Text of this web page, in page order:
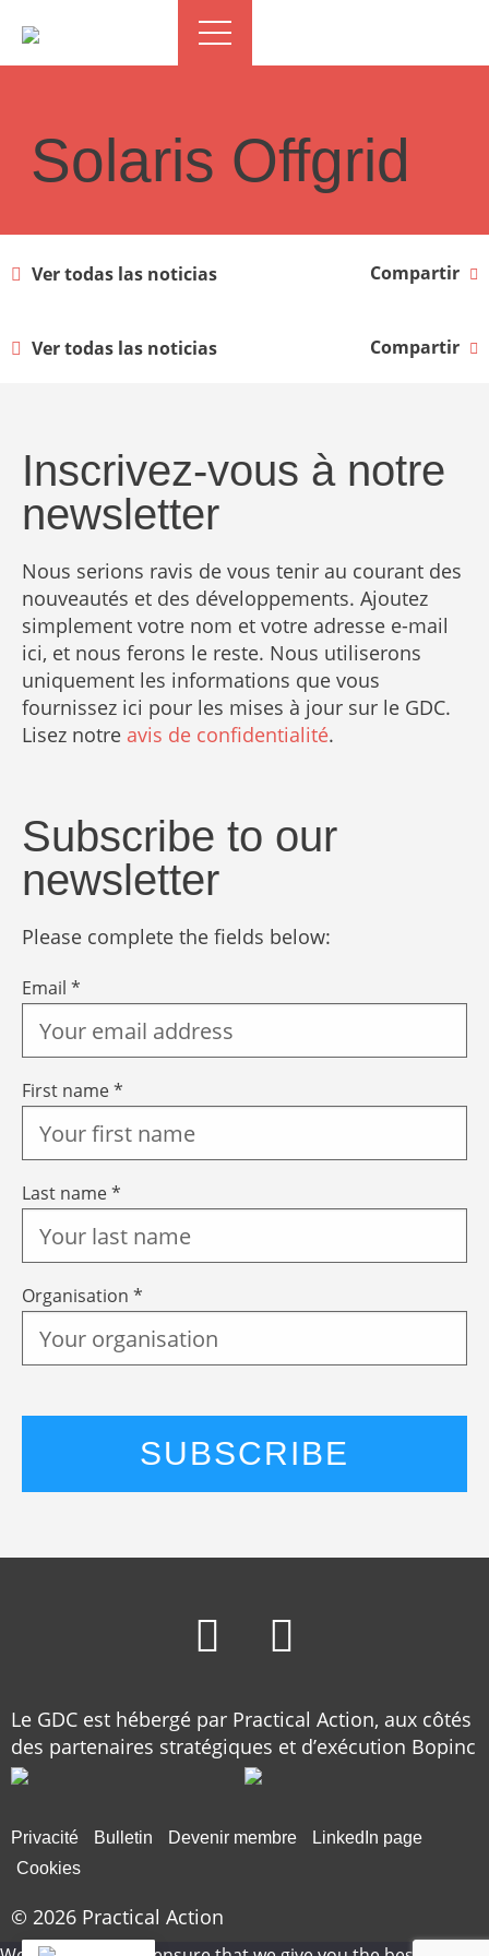
Solaris Offgrid
Ver todas las noticias Compartir
Ver todas las noticias Compartir
Inscrivez-vous à notre
newsletter
Nous serions ravis de vous tenir au courant des
nouveautés et des développements. Ajoutez
simplement votre nom et votre adresse e-mail
ici, et nous ferons le reste. Nous utiliserons
uniquement les informations que vous
fournissez ici pour les mises à jour sur le GDC.
Lisez notre avis de confidentialité.
Subscribe to our
newsletter
Please complete the fields below:
Email *
First name *
Last name *
Organisation *
Le GDC est hébergé par Practical Action, aux côtés
des partenaires stratégiques et d’exécution Bopinc
Privacité Bulletin Devenir membre
LinkedIn page
Cookies
© 2026 Practical Action